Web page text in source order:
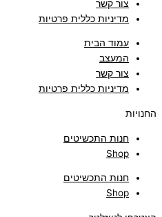
צור קשר
מדיניות כללית פרטיות
עמוד הבית
המעצב
צור קשר
מדיניות כללית פרטיות
החנויות
חנות התכשיטים
Shop
חנות התכשיטים
Shop